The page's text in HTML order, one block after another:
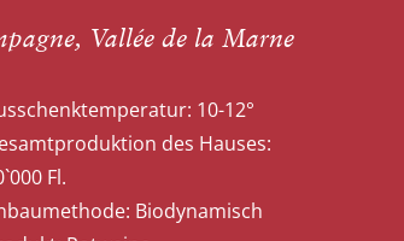
Vallée de la Marne
10-12°
des Hauses:
Fl.
Biodynamisch